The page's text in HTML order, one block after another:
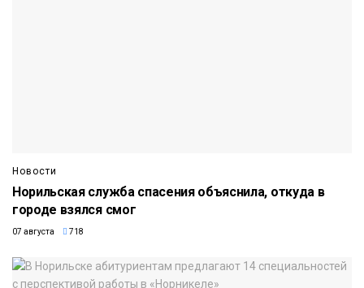
Новости
Норильская служба спасения объяснила, откуда в
городе взялся смог
07 августа 718